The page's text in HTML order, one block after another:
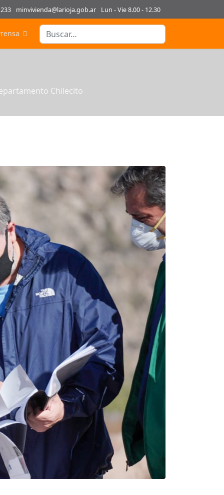
minvivienda@larioja.gob.ar Lun - Vie 8.00 - 12.30
Buscar
Type 2 or more characters for results.
Chilecito